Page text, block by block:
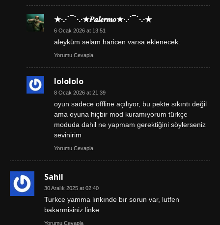
★·.·´¯`·.·★𝑷𝒂𝒍𝒆𝒓𝒎𝒐★·.·´¯`·.·★
6 Ocak 2026 at 13:51
aleyküm selam haricen varsa eklenecek.
Yorumu Cevapla
lolololo
8 Ocak 2026 at 21:39
oyun sadece offline açılıyor, bu pekte sıkıntı değil
ama oyuna hiçbir mod kuramıyorum türkçe
moduda dahil ne yapmam gerektiğini söylerseniz
sevinirim
Yorumu Cevapla
Sahil
30 Aralık 2025 at 02:40
Turkce yamma lınkınde bır sorun var, lutfen
bakarmisiniz linke
Yorumu Cevapla